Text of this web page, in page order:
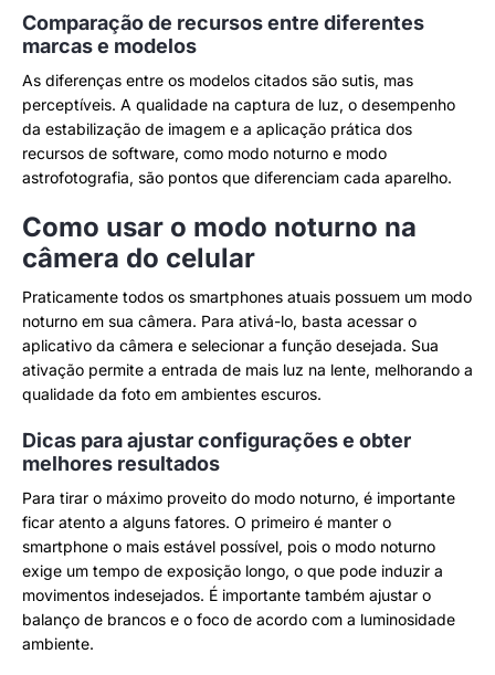
Comparação de recursos entre diferentes
marcas e modelos
As diferenças entre os modelos citados são sutis, mas
perceptíveis. A qualidade na captura de luz, o desempenho
da estabilização de imagem e a aplicação prática dos
recursos de software, como modo noturno e modo
astrofotografia, são pontos que diferenciam cada aparelho.
Como usar o modo noturno na
câmera do celular
Praticamente todos os smartphones atuais possuem um modo
noturno em sua câmera. Para ativá-lo, basta acessar o
aplicativo da câmera e selecionar a função desejada. Sua
ativação permite a entrada de mais luz na lente, melhorando a
qualidade da foto em ambientes escuros.
Dicas para ajustar configurações e obter
melhores resultados
Para tirar o máximo proveito do modo noturno, é importante
ficar atento a alguns fatores. O primeiro é manter o
smartphone o mais estável possível, pois o modo noturno
exige um tempo de exposição longo, o que pode induzir a
movimentos indesejados. É importante também ajustar o
balanço de brancos e o foco de acordo com a luminosidade
ambiente.